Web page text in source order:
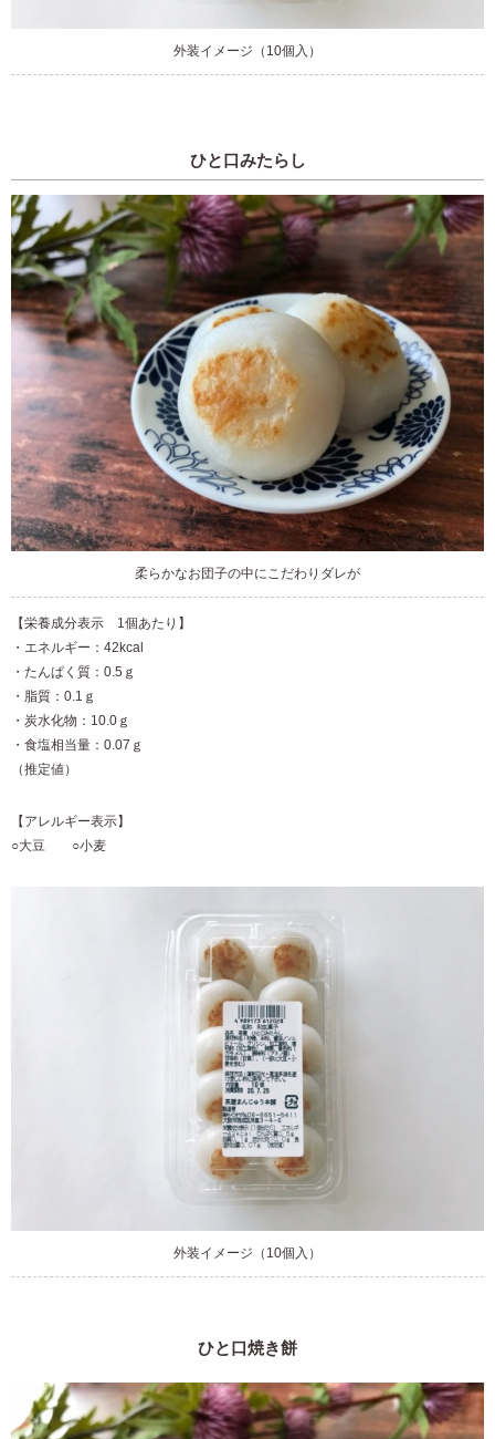
外装イメージ（10個入）
ひと口みたらし
柔らかなお団子の中にこだわりダレが
【栄養成分表示 1個あたり】
・エネルギー：42kcal
・たんぱく質：0.5ｇ
・脂質：0.1ｇ
・炭水化物：10.0ｇ
・食塩相当量：0.07ｇ
（推定値）
【アレルギー表示】
○大豆 ○小麦
外装イメージ（10個入）
ひと口焼き餅